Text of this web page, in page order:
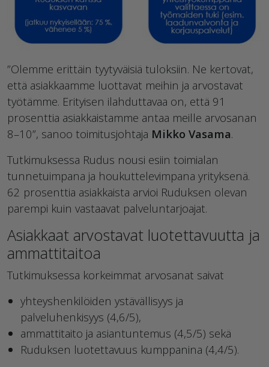
”Olemme erittäin tyytyväisiä tuloksiin. Ne kertovat,
että asiakkaamme luottavat meihin ja arvostavat
työtämme. Erityisen ilahduttavaa on, että 91
prosenttia asiakkaistamme antaa meille arvosanan
8–10”, sanoo toimitusjohtaja Mikko Vasama.
Tutkimuksessa Rudus nousi esiin toimialan
tunnetuimpana ja houkuttelevimpana yrityksenä.
62 prosenttia asiakkaista arvioi Ruduksen olevan
parempi kuin vastaavat palveluntarjoajat.
Asiakkaat arvostavat luotettavuutta ja
ammattitaitoa
Tutkimuksessa korkeimmat arvosanat saivat
yhteyshenkilöiden ystävällisyys ja
palveluhenkisyys (4,6/5),
ammattitaito ja asiantuntemus (4,5/5) sekä
Ruduksen luotettavuus kumppanina (4,4/5).